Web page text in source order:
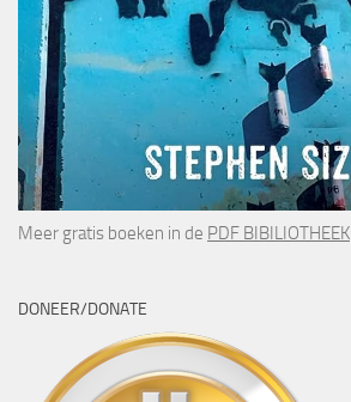
Meer gratis boeken in de PDF BIBILIOTHEEK
DONEER/DONATE